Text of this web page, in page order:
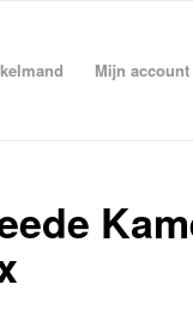
Mijn account